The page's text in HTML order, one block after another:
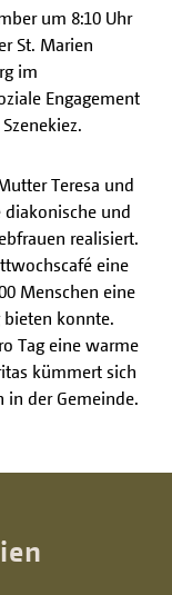
um 8:10 Uhr
St. Marien
im
Engagement
Teresa und
und
realisiert.
eine
Menschen eine
bieten konnte.
Tag eine warme
kümmert sich
in der Gemeinde.